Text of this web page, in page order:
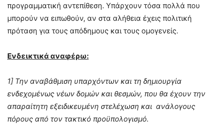
προγραμματική αντεπίθεση. Υπάρχουν τόσα πολλά που
μπορούν να ειπωθούν, αν στα αλήθεια έχεις πολιτική
πρόταση για τους απόδημους και τους ομογενείς.
Ενδεικτικά αναφέρω:
1] Την αναβάθμιση υπαρχόντων και τη δημιουργία
ενδεχομένως νέων δομών και θεσμών, που θα έχουν την
απαραίτητη εξειδικευμένη στελέχωση και ανάλογους
πόρους από τον τακτικό προϋπολογισμό.